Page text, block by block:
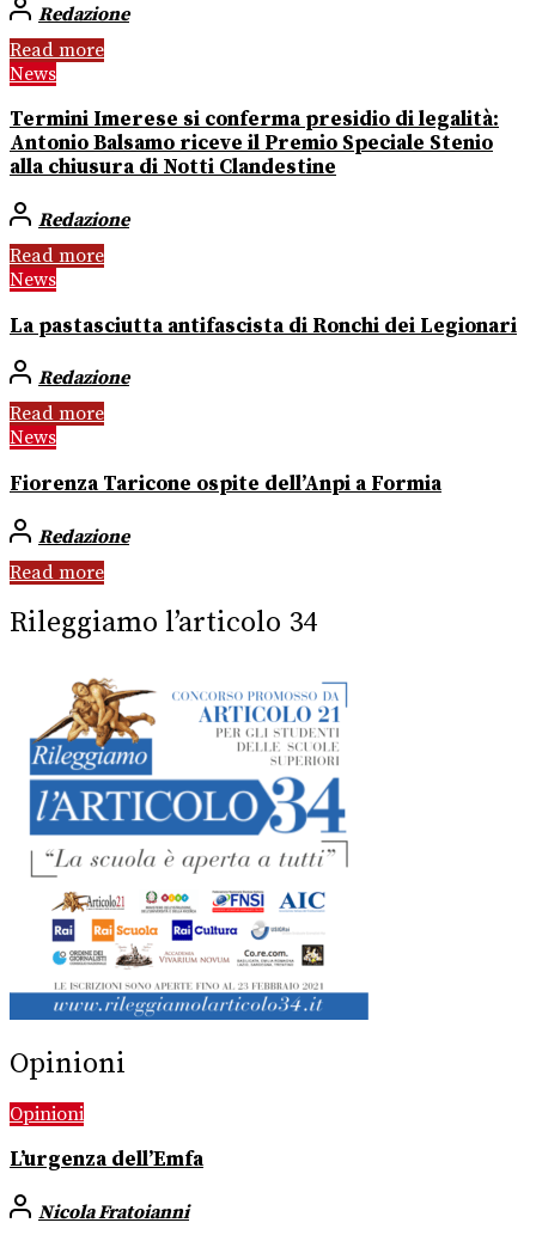
Redazione
Read more
News
Termini Imerese si conferma presidio di legalità:
Antonio Balsamo riceve il Premio Speciale Stenio
alla chiusura di Notti Clandestine
Redazione
Read more
News
La pastasciutta antifascista di Ronchi dei Legionari
Redazione
Read more
News
Fiorenza Taricone ospite dell’Anpi a Formia
Redazione
Read more
Rileggiamo l’articolo 34
Opinioni
Opinioni
L’urgenza dell’Emfa
Nicola Fratoianni